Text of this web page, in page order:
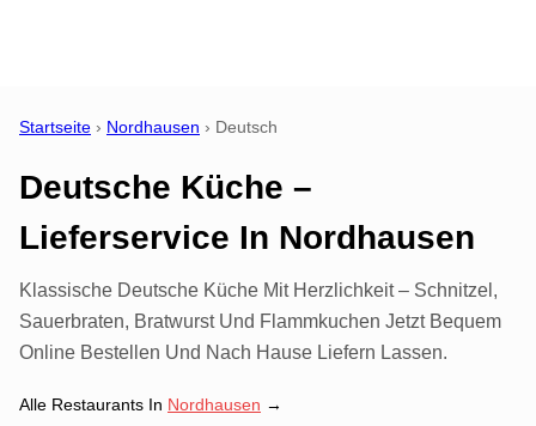
Startseite › Nordhausen › Deutsch
Deutsche Küche –
Lieferservice In Nordhausen
Klassische Deutsche Küche Mit Herzlichkeit – Schnitzel,
Sauerbraten, Bratwurst Und Flammkuchen Jetzt Bequem
Online Bestellen Und Nach Hause Liefern Lassen.
Alle Restaurants In Nordhausen →